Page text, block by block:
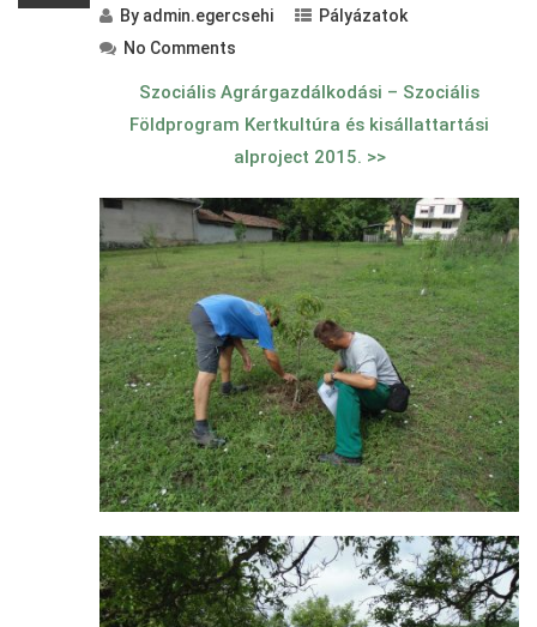
By admin.egercsehi
Pályázatok
No Comments
Szociális Agrárgazdálkodási – Szociális
Földprogram Kertkultúra és kisállattartási
alproject 2015. >>